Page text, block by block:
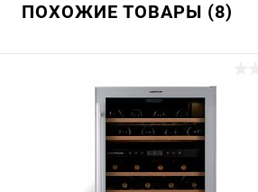
ПОХОЖИЕ ТОВАРЫ (8)